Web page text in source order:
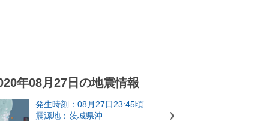
年08月27日の地震情報
発生時刻：08月27日23:45頃
震源地：茨城県沖